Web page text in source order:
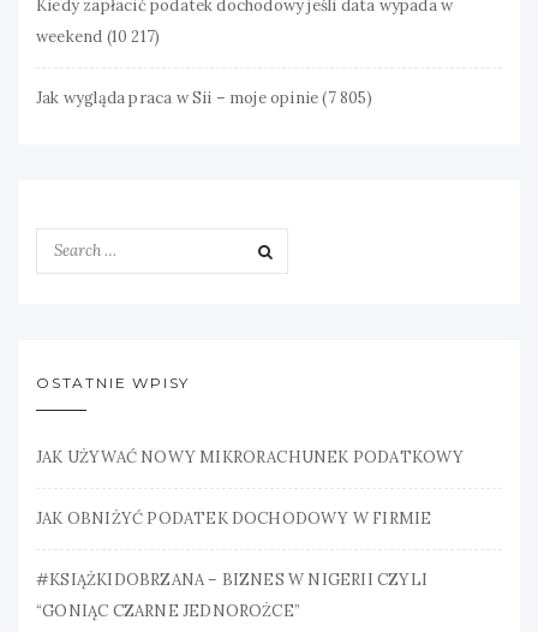
Kiedy zapłacić podatek dochodowy jeśli data wypada w
weekend (10 217)
Jak wygląda praca w Sii – moje opinie (7 805)
OSTATNIE WPISY
JAK UŻYWAĆ NOWY MIKRORACHUNEK PODATKOWY
JAK OBNIŻYĆ PODATEK DOCHODOWY W FIRMIE
#KSIĄŻKIDOBRZANA – BIZNES W NIGERII CZYLI
“GONIĄC CZARNE JEDNOROŻCE”